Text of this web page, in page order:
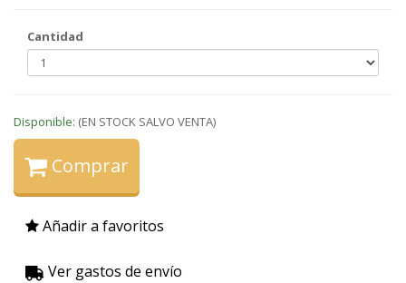
Cantidad
Disponible: (EN STOCK SALVO VENTA)
Comprar
Añadir a favoritos
Ver gastos de envío